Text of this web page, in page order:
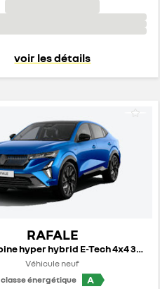
voir les détails
RAFALE
esprit Alpine hyper hybrid E-Tech 4x4 300 ch - 26
Véhicule neuf
classe énergétique
A